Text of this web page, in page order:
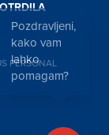
PERSONAL
Pozdravljeni,
kako vam
lahko
pomagam?